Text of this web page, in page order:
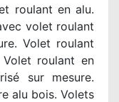
roulant en alu.
volet roulant
Volet roulant
roulant en
sur mesure.
alu bois. Volets